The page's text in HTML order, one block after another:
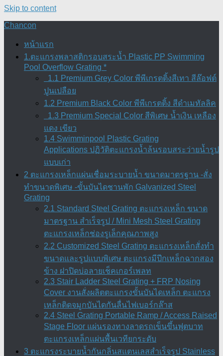
Skip to content
Chancon
หน้าแรก
1.ตะแกรงพลาสติกรอบสระน้ำ Plastic PP Swimming
Pool Overflow Grating *
1.1 Premium Grey Color พีพีเกรตติ้งสีเทา สีล๊อฟต์
ปูนเปลือย
1.2 Premium Black Color พีพีเกรตติ้ง สีดำเมทัลลิค
1.3 Premium Special Color สีพิเศษ น้ำเงิน เหลือง
แดง เขียว
1.4 Swimminpool Plastic Grating
Applications ปฏิวัติตะแกรงน้ำล้นรอบสระว่ายน้ำรูป
แบบเก่า
2 ตะแกรงเหล็กแผ่นเชื่อมระบายน้ำ ขนาดมาตรฐาน -สั่ง
ทำขนาดพิเศษ -ขั้นบันไดชานพัก Galvanized Steel
Grating
2.1 Standard Steel Grating ตะแกรงเหล็ก ขนาด
มาตรฐาน สำเร็จรูป / Mini Mesh Steel Grating
ตะแกรงเหล็กช่องรูเล็กคุณภาพสูง
2.2 Customized Steel Grating ตะแกรงเหล็กสั่งทำ
ขนาดและรูปแบบพิเศษ ตะแกรงมีปีกเหล็กฉากสอง
ข้าง ฝาปิดบ่อลายเช็คเกอร์เพลท
2.3 Stair Ladder Steel Grating + FRP Nosing
Cover งานสั่งผลิตตะแกรงขั้นบันไดเหล็ก ตะแกรง
เหล็กติดจมูกบันไดกันลื่นไฟเบอร์กล๊าส
2.4 Steel Grating Portable Ramp / Access Raised
Stage Floor แผ่นรองทางลาดรถเข็นขึ้นฟุตบาท
ตะแกรงเหล็กแผ่นพื้นเวทียกระดับ
3 ตะแกรงระบายน้ำกันกลิ่นสแตนเลสสำเร็จรูป Stainless